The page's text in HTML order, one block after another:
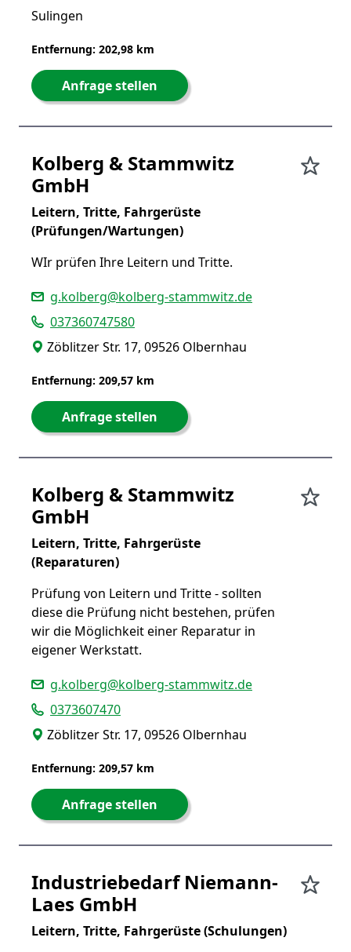
Sulingen
Entfernung: 202,98 km
Anfrage stellen
Kolberg & Stammwitz
GmbH
Leitern, Tritte, Fahrgerüste
(Prüfungen/Wartungen)
WIr prüfen Ihre Leitern und Tritte.
g.kolberg@kolberg-stammwitz.de
037360747580
Zöblitzer Str. 17, 09526 Olbernhau
Entfernung: 209,57 km
Anfrage stellen
Kolberg & Stammwitz
GmbH
Leitern, Tritte, Fahrgerüste
(Reparaturen)
Prüfung von Leitern und Tritte - sollten
diese die Prüfung nicht bestehen, prüfen
wir die Möglichkeit einer Reparatur in
eigener Werkstatt.
g.kolberg@kolberg-stammwitz.de
0373607470
Zöblitzer Str. 17, 09526 Olbernhau
Entfernung: 209,57 km
Anfrage stellen
Industriebedarf Niemann-
Laes GmbH
Leitern, Tritte, Fahrgerüste (Schulungen)